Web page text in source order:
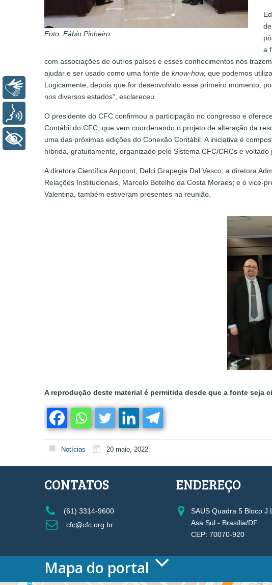
Foto: Fábio Pinheiro
a
com associações de outros países e esses conhecimentos nós
ajudar e ser usado como uma fonte de know-how, que podemos
Logicamente, depois que for desenvolvido esse primeiro momento,
nos diversos estados”, esclareceu.
O presidente do CFC confirmou a participação no congresso e
Contábil do CFC, que vem coordenando o projeto de alteração da
uma das próximas edições do Conexão Contábil. A iniciativa é
híbrida, gratuitamente, organizado pelo Sistema CFC/CRCs e
A diretora Científica Anpcont, Delci Grapegia Dal Vesco; a diretora
Relações Institucionais, Marcelo Botelho da Costa Moraes; e o vice-
Valentina, também estiveram presentes na reunião.
A reprodução deste material é permitida desde que a fonte seja
Notícias 20 maio, 2022
CONTATOS
(61) 3314-9600
cfc@cfc.org.br
ENDEREÇO
SAUS Quadra 5 Bloco J
Asa Sul - Brasília/DF
CEP: 70070-920
Mapa do portal
Libras
Voz
+ Acessibilidade